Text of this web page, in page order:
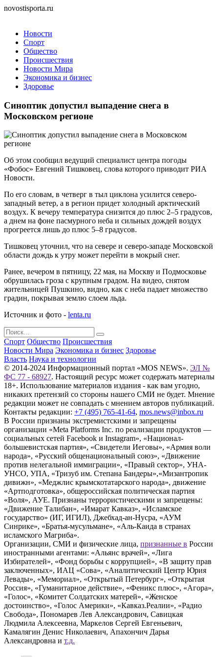
novostisporta.ru
Новости
Спорт
Общество
Происшествия
Новости Мира
Экономика и бизнес
Здоровье
Синоптик допустил выпадение снега в
Московском регионе
Об этом сообщил ведущий специалист центра погоды
«Фобос» Евгений Тишковец, слова которого приводит РИА
Новости.
По его словам, в четверг в тыл циклона усилится северо-
западный ветер, а в регион придет холодный арктический
воздух. К вечеру температура снизится до плюс 2–5 градусов,
а днем на фоне пасмурного неба и сильных дождей воздух
прогреется лишь до плюс 5–8 градусов.
Тишковец уточнил, что на севере и северо-западе Московской
области дождь к утру может перейти в мокрый снег.
Ранее, вечером в пятницу, 22 мая, на Москву и Подмосковье
обрушилась гроза с крупным градом. На видео, снятом
жительницей Пушкино, видно, как с неба падает множество
градин, покрывая землю слоем льда.
Источник и фото - lenta.ru
Спорт Общество Происшествия
Новости Мира Экономика и бизнес Здоровье
Власть Наука и технологии
© 2014-2024 Информационный портал «MOS NEWS». ЭЛ №
ФС 77 - 68927. Настоящий ресурс может содержать материалы
18+. Использование материалов издания - как вам угодно,
никаких претензий со стороны нашего СМИ не будет. Мнение
редакции может не совпадать с мнением авторов публикаций.
Контакты редакции: +7 (495) 765-41-64, mos.news@inbox.ru
В России признаны экстремистскими и запрещены
организации «Meta Platforms Inc. по реализации продуктов —
социальных сетей Facebook и Instagram», «Национал-
большевистская партия», «Свидетели Иеговы», «Армия воли
народа», «Русский общенациональный союз», «Движение
против нелегальной иммиграции», «Правый сектор», УНА-
УНСО, УПА, «Тризуб им. Степана Бандеры»,«Мизантропик
дивижн», «Меджлис крымскотатарского народа», движение
«Артподготовка», общероссийская политическая партия
«Воля», АУЕ. Признаны террористическими и запрещены:
«Движение Талибан», «Имарат Кавказ», «Исламское
государство» (ИГ, ИГИЛ), Джебхад-ан-Нусра, «АУМ
Синрике», «Братья-мусульмане», «Аль-Каида в странах
исламского Магриба».
Организации, СМИ и физические лица, признанные в России
иностранными агентами: «Альянс врачей», «Лига
Избирателей», «Фонд борьбы с коррупцией», «В защиту прав
заключенных», ИАЦ «Сова», «Аналитический Центр Юрия
Левады», «Мемориал», «Открытый Петербург», «Открытая
Россия», «Гуманитарное действие», «Феникс плюс», «Агора»,
«Голос», «Комитет Солдатских матерей», «Женское
достоинство», «Голос Америки», «Кавказ.Реалии», «Радио
Свобода», Пономарев Лев Александрович, Савицкая
Людмила Алексеевна, Маркелов Сергей Евгеньевич,
Камалягин Денис Николаевич, Апахончич Дарья
Александровна и т.д.